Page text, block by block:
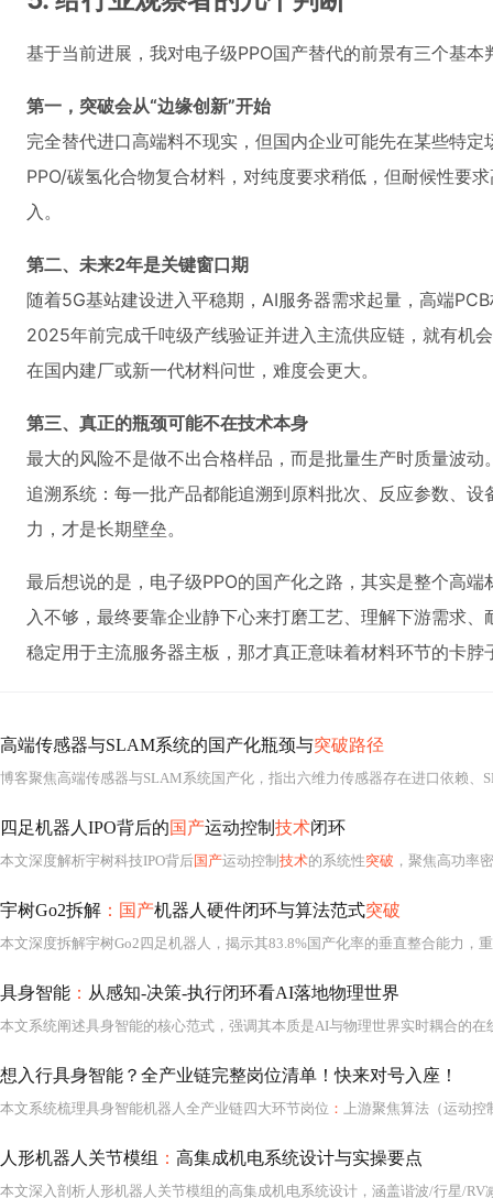
基于当前进展，我对电子级PPO国产替代的前景有三个基本
第一，突破会从“边缘创新”开始
完全替代进口高端料不现实，但国内企业可能先在某些特
PPO/碳氢化合物复合材料，对纯度要求稍低，但耐候性要
入。
第二、未来2年是关键窗口期
随着5G基站建设进入平稳期，AI服务器需求起量，高端
2025年前完成千吨级产线验证并进入主流供应链，就有机
在国内建厂或新一代材料问世，难度会更大。
第三、真正的瓶颈可能不在技术本身
最大的风险不是做不出合格样品，而是批量生产时质量波
追溯系统：每一批产品都能追溯到原料批次、反应参数、
力，才是长期壁垒。
最后想说的是，电子级PPO的国产化之路，其实是整个高
入不够，最终要靠企业静下心来打磨工艺、理解下游需求
稳定用于主流服务器主板，那才真正意味着材料环节的卡脖
高端传感器与SLAM系统的国产化瓶颈与突破路径
博客聚焦高端传感器与SLAM系统国产化，指出六维力传感器存在进口依赖、
四足机器人IPO背后的国产运动控制 技术闭环
本文深度解析宇树科技IPO背后国产运动控制 技术的系统性突破 ，聚焦高功率密度无刷电机、嵌入式实时运动控制
宇树Go2拆解 ：国产机器人硬件闭环与算法范式突破
具身智能 ： 从感知-决策-执行闭环看AI落地物理世界
想入行具身智能？全产业链完整岗位清单！快来对号入座！
本文系统梳理具身智能机器人全产业链四大环节岗位 ： 上游聚焦算法（运动控制、SLAM、力控、VLA大模型落地、仿真）、机械与硬件（结构设计、伺服减速器、嵌入式、传感器
人形机器人关节模组 ： 高集成机电系统设计与实操要点